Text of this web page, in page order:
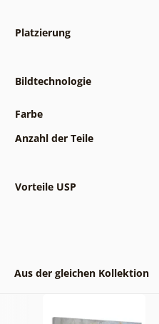
Platzierung
Bildtechnologie
Farbe
Anzahl der Teile
Vorteile USP
Aus der gleichen Kollektion